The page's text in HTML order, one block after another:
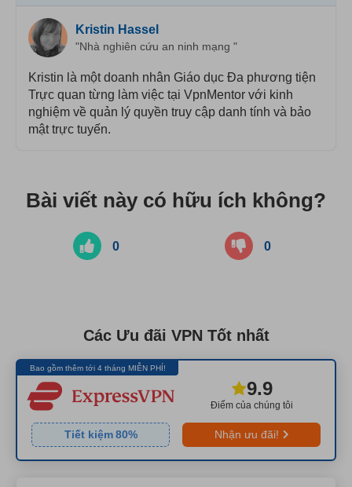
Kristin Hassel
"Nhà nghiên cứu an ninh mạng "
Kristin là một doanh nhân Giáo dục Đa phương tiện
Trực quan từng làm việc tại VpnMentor với kinh
nghiệm về quản lý quyền truy cập danh tính và bảo
mật trực tuyến.
Bài viết này có hữu ích không?
0 0
Các Ưu đãi VPN Tốt nhất
Bao gồm thêm tới 4 tháng MIỄN PHÍ!
Điểm của chúng tôi
9.9
Tiết kiệm 80% Nhận ưu đãi!